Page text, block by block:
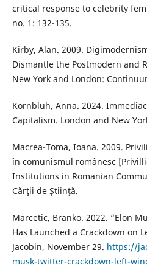
critical response to celebrity
no. 1: 132-135.
Kirby, Alan. 2009.
Dismantle the Postmodern and
New York and London:
Kornbluh, Anna. 2024.
Capitalism. London and New
Macrea-Toma, Ioana. 2009.
în comunismul românesc
Institutions in Romanian
Cărţii de Ştiinţă.
Marcetic, Branko. 2022. “Elon
Has Launched a Crackdown on
Jacobin, November 29. https://
musk-twitter-crackdown-left-